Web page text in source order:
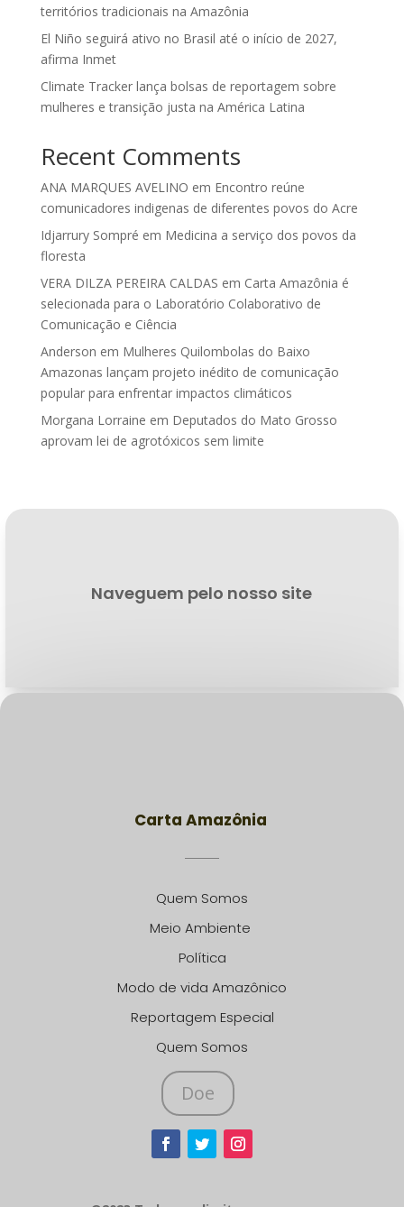
territórios tradicionais na Amazônia
El Niño seguirá ativo no Brasil até o início de 2027,
afirma Inmet
Climate Tracker lança bolsas de reportagem sobre
mulheres e transição justa na América Latina
Recent Comments
ANA MARQUES AVELINO em Encontro reúne
comunicadores indigenas de diferentes povos do Acre
Idjarrury Sompré em Medicina a serviço dos povos da
floresta
VERA DILZA PEREIRA CALDAS em Carta Amazônia é
selecionada para o Laboratório Colaborativo de
Comunicação e Ciência
Anderson em Mulheres Quilombolas do Baixo
Amazonas lançam projeto inédito de comunicação
popular para enfrentar impactos climáticos
Morgana Lorraine em Deputados do Mato Grosso
aprovam lei de agrotóxicos sem limite
Naveguem pelo nosso site
Carta Amazônia
Quem Somos
Meio Ambiente
Política
Modo de vida Amazônico
Reportagem Especial
Quem Somos
Doe